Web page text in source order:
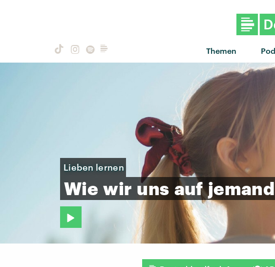
Themen
Lieben lernen
Wie wir uns auf jemand